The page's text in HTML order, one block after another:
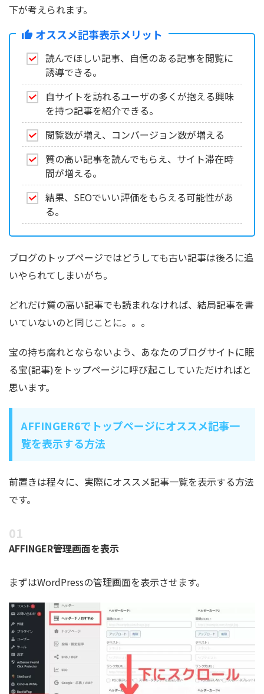
下が考えられます。
オススメ記事表示メリット
読んでほしい記事、自信のある記事を閲覧に
誘導できる。
自サイトを訪れるユーザの多くが抱える興味
を持つ記事を紹介できる。
閲覧数が増え、コンバージョン数が増える
質の高い記事を読んでもらえ、サイト滞在時
間が増える。
結果、SEOでいい評価をもらえる可能性があ
る。
ブログのトップページではどうしても古い記事は後ろに追
いやられてしまいがち。
どれだけ質の高い記事でも読まれなければ、結局記事を書
いていないのと同じことに。。。
宝の持ち腐れとならないよう、あなたのブログサイトに眠
る宝(記事)をトップページに呼び起こしていただければと
思います。
AFFINGER6でトップページにオススメ記事一
覧を表示する方法
前置きは程々に、実際にオススメ記事一覧を表示する方法
です。
AFFINGER管理画面を表示
まずはWordPressの管理画面を表示させます。